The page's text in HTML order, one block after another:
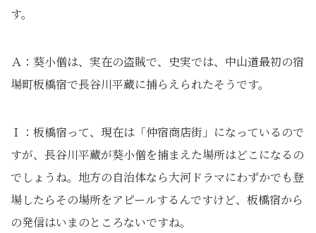
す。
Ａ：葵小僧は、実在の盗賊で、史実では、中山道最初の宿
場町板橋宿で長谷川平蔵に捕らえられたそうです。
Ｉ：板橋宿って、現在は「仲宿商店街」になっているので
すが、長谷川平蔵が葵小僧を捕まえた場所はどこになるの
でしょうね。地方の自治体なら大河ドラマにわずかでも登
場したらその場所をアピールするんですけど、板橋宿から
の発信はいまのところないですね。